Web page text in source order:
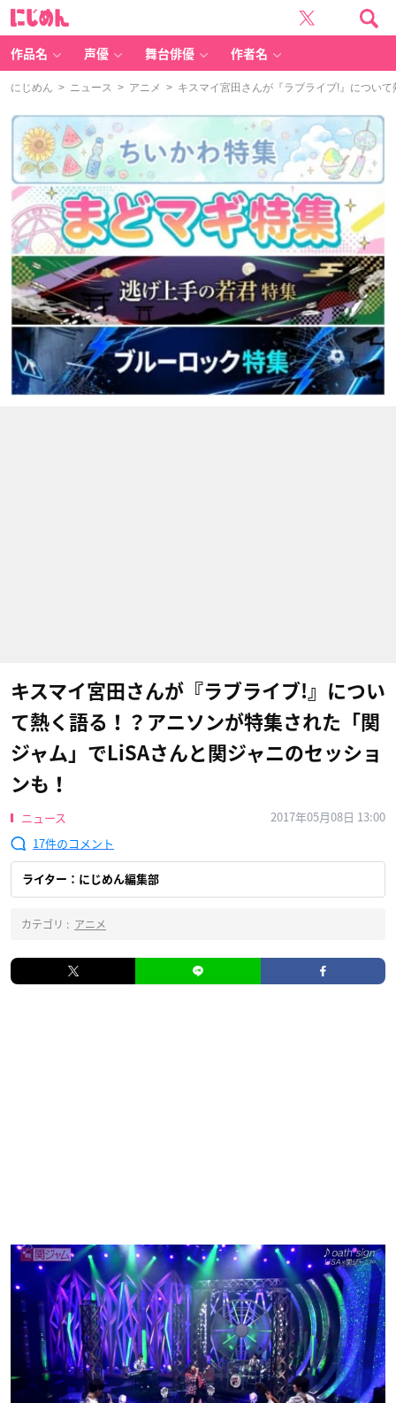
作品名 声優 舞台俳優 作者名
にじめん > ニュース > アニメ > キスマイ宮田さんが『ラブライブ!』につい
キスマイ宮田さんが『ラブライブ!』につい
て熱く語る！？アニソンが特集された「関
ジャム」でLiSAさんと関ジャニのセッショ
ンも！
ニュース
2017年05月08日 13:00
17
ライター：にじめん編集部
カテゴリ : アニメ